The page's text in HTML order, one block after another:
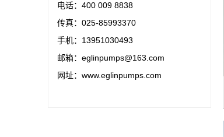
电话：400 009 8838
传真：025-85993370
手机：13951030493
邮箱：eglinpumps@163.com
网址：www.eglinpumps.com